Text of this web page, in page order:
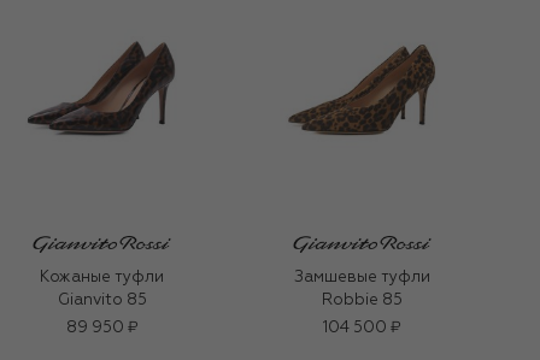
Кожаные туфли
Gianvito 85
89 950 ₽
Замшевые туфли
Robbie 85
104 500 ₽